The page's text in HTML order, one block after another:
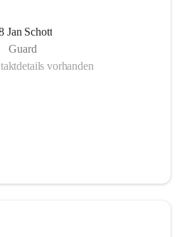
Jan Schott
Guard
vorhanden